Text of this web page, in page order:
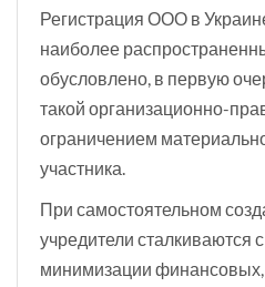
Регистрация ООО в
наиболее
обусловлено, в первую
такой организационно-
ограничением
участника.
При самостоятельном
учредители сталкиваются
минимизации